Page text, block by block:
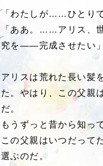
「わたしが……ひとり
「ああ。……アリス、
究を――完成させたい
アリスは荒れた長い髪
た。やはり、この父親
だ。
もうずっと昔から知っ
この父親はいつだって
選ぶのだ。